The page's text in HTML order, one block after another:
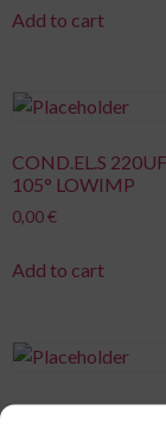
Add to cart
COND.EL.S
105° LOWIMP
0,00€
Add to cart
COND.EL.S